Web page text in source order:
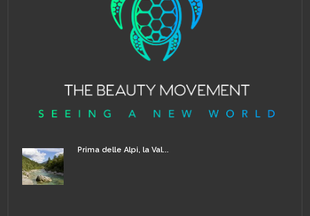
Prima delle Alpi, la Val...